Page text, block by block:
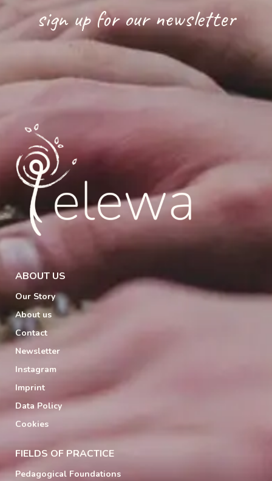
sign up for our newsletter
ABOUT US
Our Story
About us
Contact
Newsletter
Instagram
Imprint
Data Policy
Cookies
FIELDS OF PRACTICE
Pedagogical Foundations